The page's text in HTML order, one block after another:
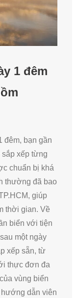
1 đêm
đêm, bạn gần
xếp từng
chuẩn bị khá
thường đã bao
giúp
thời gian. Về
biển với tiện
một ngày
xếp sẵn, từ
thực đơn đa
vùng biển
hướng dẫn viên